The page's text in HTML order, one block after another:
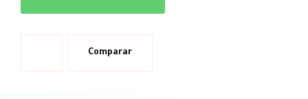
Comparar